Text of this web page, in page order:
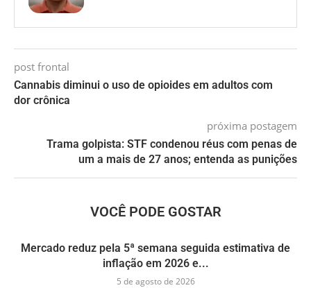
post frontal
Cannabis diminui o uso de opioides em adultos com
dor crônica
próxima postagem
Trama golpista: STF condenou réus com penas de
um a mais de 27 anos; entenda as punições
VOCÊ PODE GOSTAR
Mercado reduz pela 5ª semana seguida estimativa de
inflação em 2026 e...
5 de agosto de 2026